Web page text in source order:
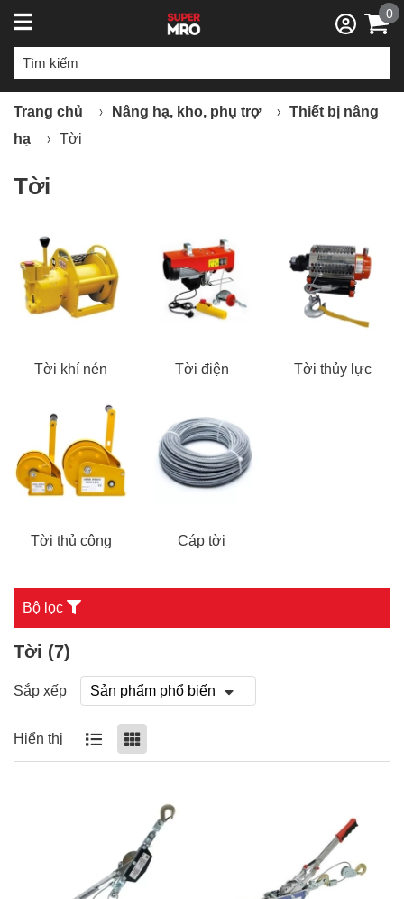
0
Trang chủ Nâng hạ, kho, phụ trợ
Thiết bị nâng
hạ
Tời
Tời
Tời khí nén Tời điện Tời thủy lực
Tời thủ công Cáp tời
Bộ lọc
Tời (7)
Sắp xếp
Hiển thị